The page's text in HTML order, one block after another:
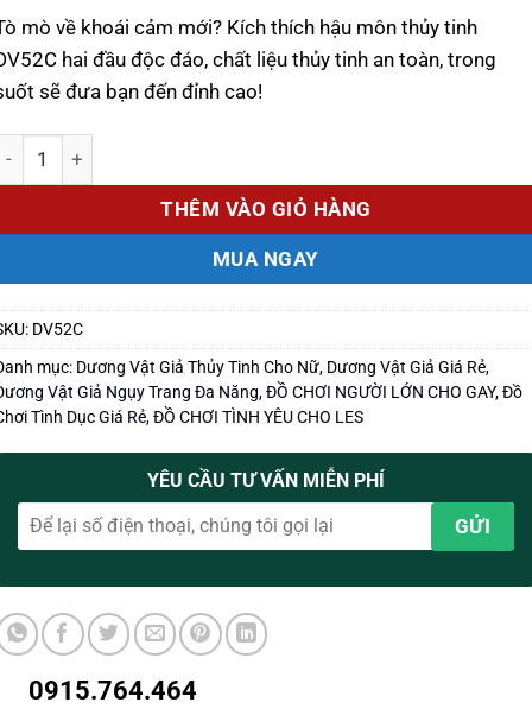
430.000 ₫.
tại
là:
350.000 ₫.
mò về khoái cảm mới? Kích thích hậu môn thủy tinh
hai đầu độc đáo, chất liệu thủy tinh an toàn, trong
sẽ đưa bạn đến đỉnh cao!
lượng
THÊM VÀO GIỎ HÀNG
MUA NGAY
DV52C
mục: Dương Vật Giả Thủy Tinh Cho Nữ, Dương Vật Giả Giá Rẻ,
Vật Giả Ngụy Trang Đa Năng,ĐỒ CHƠI NGƯỜI LỚN CHO GAY,Đồ
Tình Dục Giá Rẻ,ĐỒ CHƠI TÌNH YÊU CHO LES
YÊU CẦU TƯ VẤN MIỄN PHÍ
0915.764.464